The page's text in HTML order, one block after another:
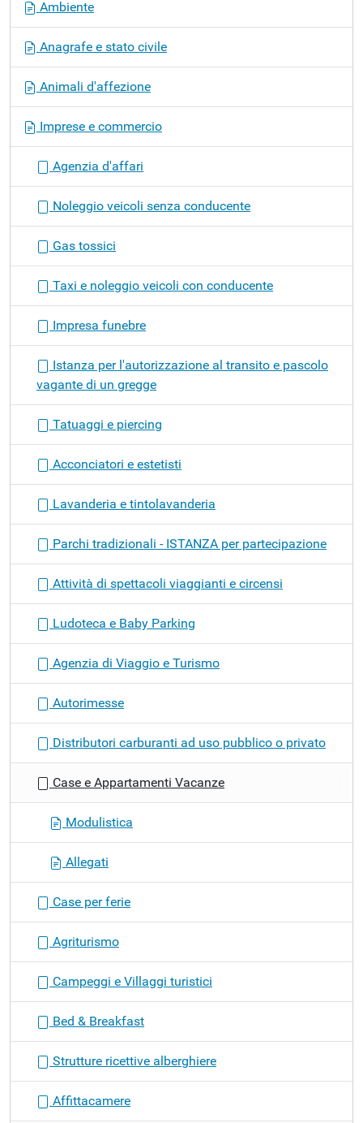
o
e
Ambiente
Anagrafe e stato civile
Animali d'affezione
Imprese e commercio
Agenzia d'affari
Noleggio veicoli senza conducente
Gas tossici
Taxi e noleggio veicoli con conducente
Impresa funebre
Istanza per l'autorizzazione al transito e pascolo
vagante di un gregge
Tatuaggi e piercing
Acconciatori e estetisti
Lavanderia e tintolavanderia
Parchi tradizionali - ISTANZA per partecipazione
Attività di spettacoli viaggianti e circensi
Ludoteca e Baby Parking
Agenzia di Viaggio e Turismo
Autorimesse
Distributori carburanti ad uso pubblico o privato
Case e Appartamenti Vacanze
Modulistica
Allegati
Case per ferie
Agriturismo
Campeggi e Villaggi turistici
Bed & Breakfast
Strutture ricettive alberghiere
Affittacamere